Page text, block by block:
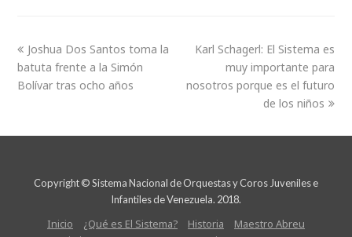
Joshua Dos Santos toma la
batuta frente a la Simón
Bolívar tras ocho años
Karl Schagerl: El Sistema es
muy importante para
nosotros porque es el futuro
de los niños
Copyright © Sistema Nacional de Orquestas y Coros Juveniles e
Infantiles de Venezuela. 2018.
Inicio ¿Qué es El Sistema? Historia
Maestro Abreu